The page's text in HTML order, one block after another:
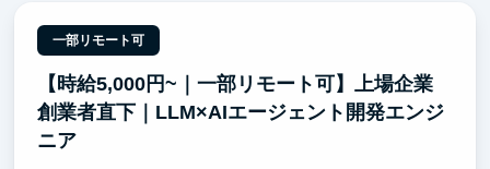
一部リモート可
【時給5,000円~｜一部リモート可】上場企業
創業者直下｜LLM×AIエージェント開発エンジ
ニア